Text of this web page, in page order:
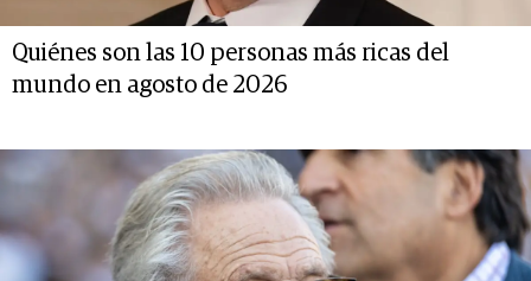
Quiénes son las 10 personas más ricas del
mundo en agosto de 2026